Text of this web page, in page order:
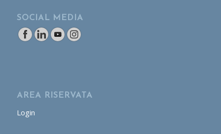
SOCIAL MEDIA
AREA RISERVATA
Login